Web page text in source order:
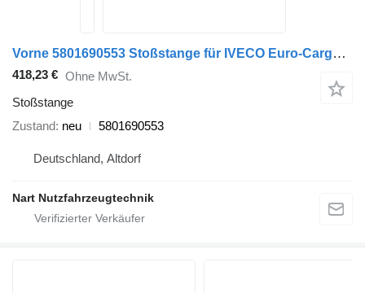
Vorne 5801690553 Stoßstange für IVECO Euro-Cargo LKW
418,23 € Ohne MwSt.
Stoßstange
Zustand neu 5801690553
Deutschland, Altdorf
Nart Nutzfahrzeugtechnik